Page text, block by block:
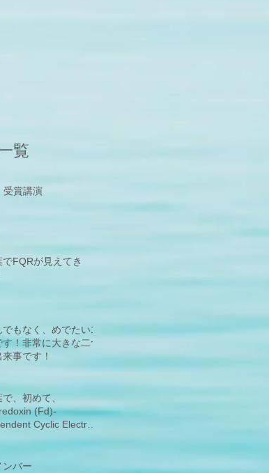
覧
受賞講演
でFQRが見えてき
でもなく、めでたい1
す！非常に大きな二つ
事です！
、初めて、
(Fd)-
Cyclic Electron
around PSI (PSI-
サイクリックの存在を
ンバー